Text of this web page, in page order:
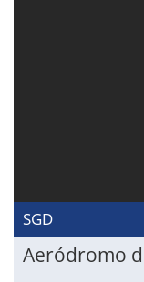
SGD
Aeródromo